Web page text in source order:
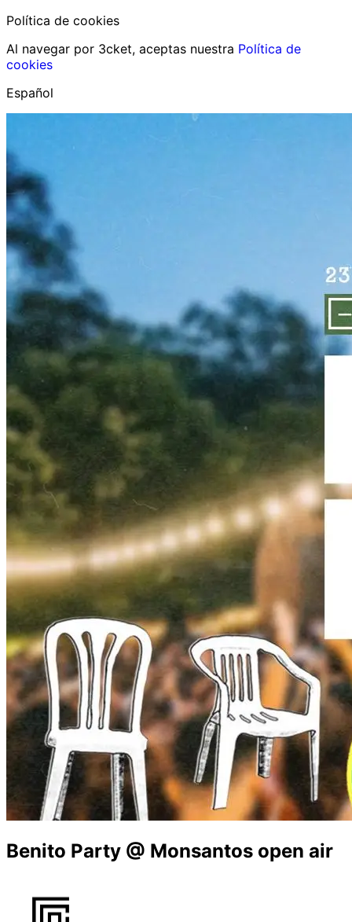
Política de cookies
Al navegar por 3cket, aceptas nuestra Política de
cookies
Español
Benito Party @ Monsantos open air